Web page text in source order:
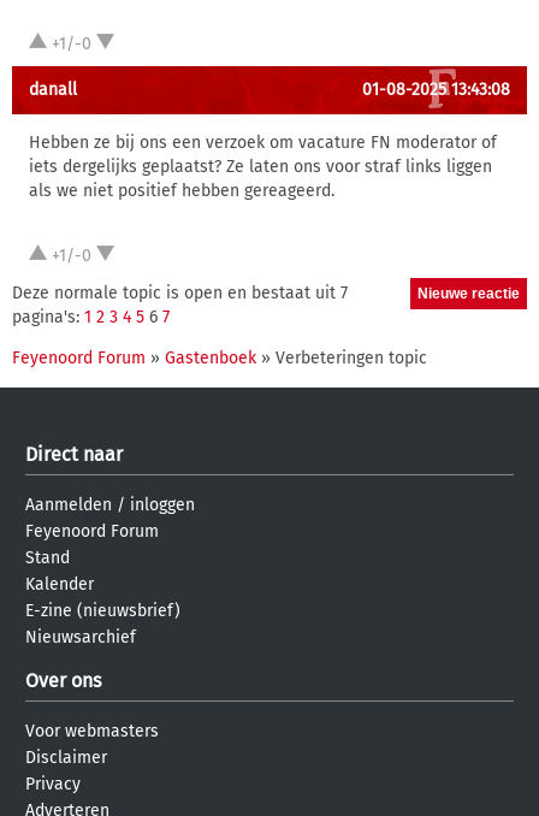
+1/-0
danall 01-08-2025 13:43:08
Hebben ze bij ons een verzoek om vacature FN moderator of
iets dergelijks geplaatst? Ze laten ons voor straf links liggen
als we niet positief hebben gereageerd.
+1/-0
Deze normale topic is open en bestaat uit 7
pagina's: 1 2 3 4 5 6 7
Feyenoord Forum » Gastenboek » Verbeteringen topic
Direct naar
Aanmelden / inloggen
Feyenoord Forum
Stand
Kalender
E-zine (nieuwsbrief)
Nieuwsarchief
Over ons
Voor webmasters
Disclaimer
Privacy
Adverteren